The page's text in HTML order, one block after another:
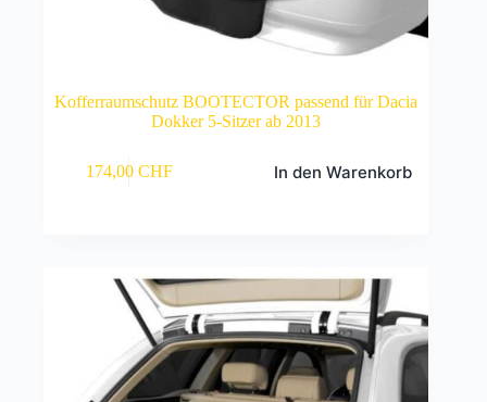
Kofferraumschutz BOOTECTOR passend für Dacia
Dokker 5-Sitzer ab 2013
174,00 CHF In den Warenkorb